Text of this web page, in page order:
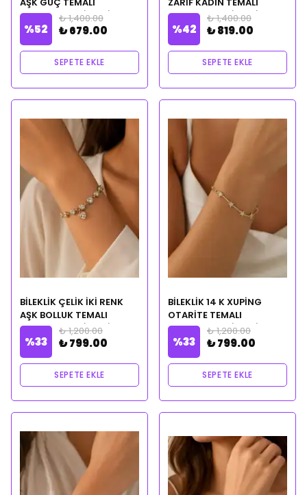
CLEOPATRA CİLVESİ
NOTALI YAĞ HEDİYELİ
%52
₺ 1,400.00
₺ 679.00
SEPETE EKLE
CLEOPATRA CİLVESİ
NOTALI YAĞ HEDİYELİ
%42
₺ 1,400.00
₺ 819.00
SEPETE EKLE
BİLEKLİK ÇELİK İKİ RENK
AŞK BOLLUK TEMALI
CLEOPATRA CİLVESİ
NOTALI YAĞ HEDİYELİ
%33
₺ 1,200.00
₺ 799.00
SEPETE EKLE
BİLEKLİK 14 K XUPİNG
OTARİTE TEMALI
CLEOPATRA CİLVESİ
NOTALI YAĞ HEDİYELİ
%33
₺ 1,200.00
₺ 799.00
SEPETE EKLE